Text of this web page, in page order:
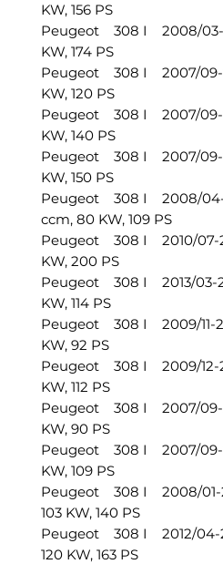
KW, 156 PS
Peugeot 308 I 2008/03-
KW, 174 PS
Peugeot 308 I 2007/09-
KW, 120 PS
Peugeot 308 I 2007/09-
KW, 140 PS
Peugeot 308 I 2007/09-
KW, 150 PS
Peugeot 308 I 2008/
ccm, 80 KW, 109 PS
Peugeot 308 I 2010/07-
KW, 200 PS
Peugeot 308 I 2013/03-
KW, 114 PS
Peugeot 308 I 2009/11-
KW, 92 PS
Peugeot 308 I 2009/12-
KW, 112 PS
Peugeot 308 I 2007/09-
KW, 90 PS
Peugeot 308 I 2007/09-
KW, 109 PS
Peugeot 308 I 2008/01-
103 KW, 140 PS
Peugeot 308 I 2012/04-
120 KW, 163 PS